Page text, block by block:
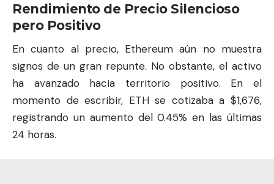
Rendimiento de Precio Silencioso
pero Positivo
En cuanto al precio, Ethereum aún no muestra
signos de un gran repunte. No obstante, el activo
ha avanzado hacia territorio positivo. En el
momento de escribir, ETH se cotizaba a $1,676,
registrando un aumento del 0.45% en las últimas
24 horas.